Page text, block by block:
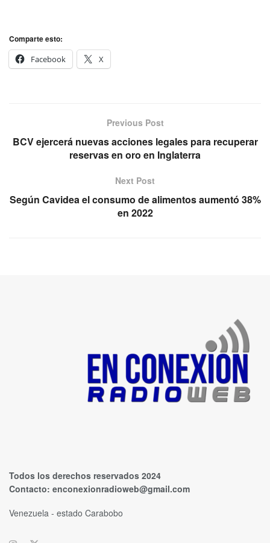
Comparte esto:
Facebook
X
Previous Post
BCV ejercerá nuevas acciones legales para recuperar
reservas en oro en Inglaterra
Next Post
Según Cavidea el consumo de alimentos aumentó 38%
en 2022
Todos los derechos reservados 2024
Contacto: enconexionradioweb@gmail.com
Venezuela - estado Carabobo